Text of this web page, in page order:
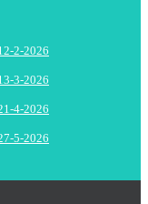
2-2026
3-2026
4-2026
5-2026